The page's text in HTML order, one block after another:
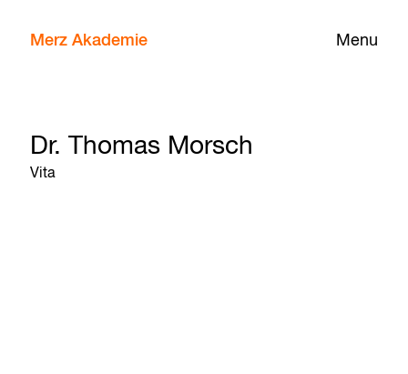
Menu
Merz Akademie
Dr. Thomas Morsch
Vita